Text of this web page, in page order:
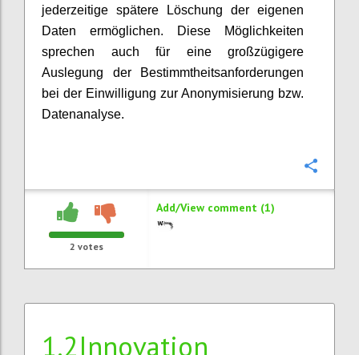
jederzeitige spätere Löschung der eigenen
Daten ermöglichen. Diese Möglichkeiten
sprechen auch für eine großzügigere
Auslegung der Bestimmtheitsanforderungen
bei der Einwilligung zur Anonymisierung bzw.
Datenanalyse.
2 votes
Add/View comment (1)
1.2Innovation